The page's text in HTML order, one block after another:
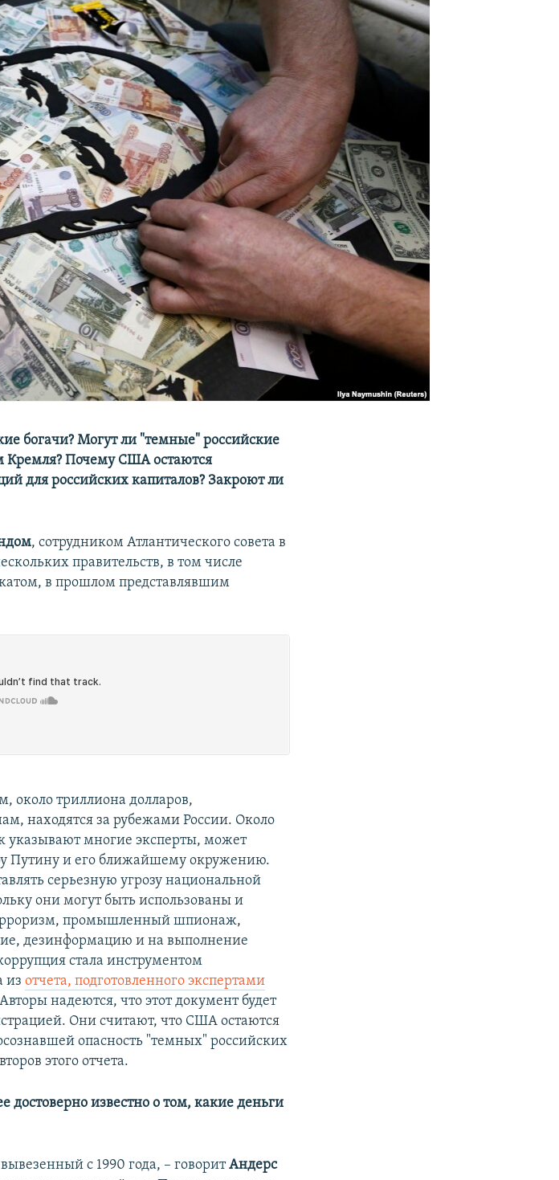
богачи? Могут ли "темные" российские
Кремля? Почему США остаются
для российских капиталов? Закроют ли
, сотрудником Атлантического совета в
правительств, в том числе
в прошлом представлявшим
около триллиона долларов,
находятся за рубежами России. Около
указывают многие эксперты, может
Путину и его ближайшему окружению.
серьезную угрозу национальной
они могут быть использованы и
промышленный шпионаж,
дезинформацию и на выполнение
стала инструментом
изотчета, подготовленного экспертами
надеются, что этот документ будет
Они считают, что США остаются
опасность "темных" российских
этого отчета.
достоверно известно о том, какие деньги
с 1990 года, – говоритАндерс